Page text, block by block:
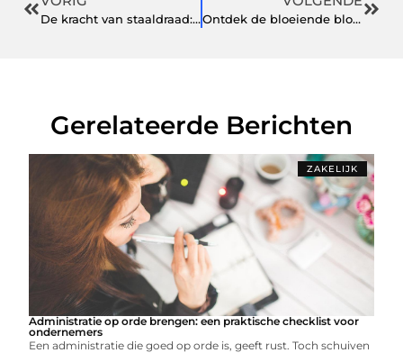
De kracht van staaldraad: waarom het superieur is aan andere materialen Ontdek de bloeiende bloemist in Gorinchem
Gerelateerde Berichten
ZAKELIJK
Administratie op orde brengen: een praktische checklist voor
ondernemers
Een administratie die goed op orde is, geeft rust. Toch schuiven